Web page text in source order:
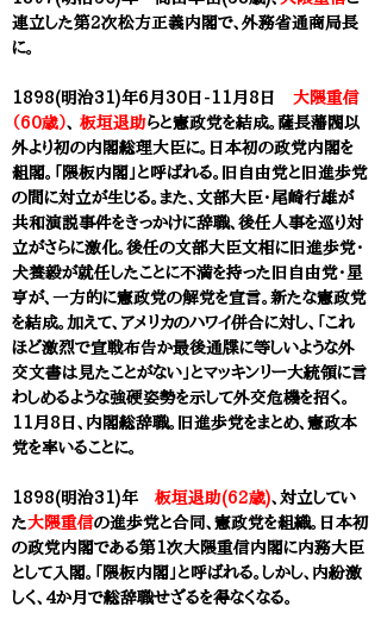
連立した第2次松方正義内閣で、外務省通商局長
に。
1898(明治31)年6月30日-11月8日 大隈重信
（60歳）、 板垣退助らと憲政党を結成。薩長藩閥以
外より初の内閣総理大臣に。日本初の政党内閣を
組閣。「隈板内閣」と呼ばれる。旧自由党と旧進歩党
の間に対立が生じる。また、文部大臣・尾崎行雄が
共和演説事件をきっかけに辞職、後任人事を巡り対
立がさらに激化。後任の文部大臣文相に旧進歩党・
犬養毅が就任したことに不満を持った旧自由党・星
亨が、一方的に憲政党の解党を宣言。新たな憲政党
を結成。加えて、アメリカのハワイ併合に対し、「これ
ほど激烈で宣戦布告か最後通牒に等しいような外
交文書は見たことがない」とマッキンリー大統領に言
わしめるような強硬姿勢を示して外交危機を招く。
11月8日、内閣総辞職。旧進歩党をまとめ、憲政本
党を率いることに。
1898(明治31)年 板垣退助(62歳)、対立してい
た大隈重信の進歩党と合同、憲政党を組織。日本初
の政党内閣である第1次大隈重信内閣に内務大臣
として入閣。「隈板内閣」と呼ばれる。しかし、内紛激
しく、4か月で総辞職せざるを得なくなる。